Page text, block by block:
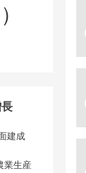
建成
業生産